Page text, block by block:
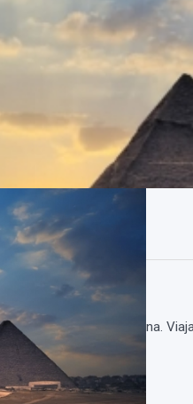
el año desde Argentina.
buenos prec...